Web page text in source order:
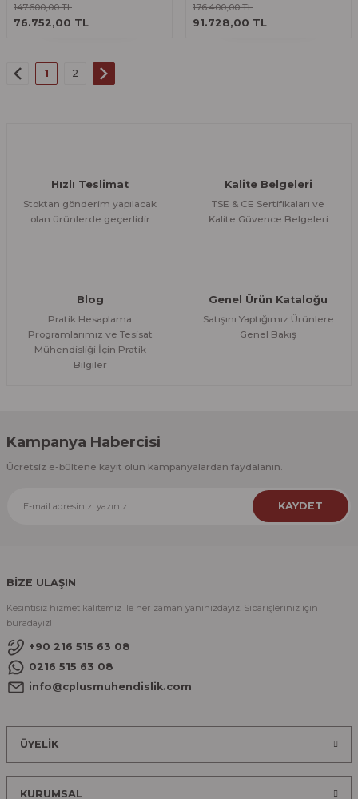
147.600,00 TL
76.752,00 TL
ÜRÜNÜ İNCELE 176.400,00 TL
91.728,00 TL
ÜRÜNÜ İNCELE
1 2
Hızlı Teslimat
Stoktan gönderim yapılacak
olan ürünlerde geçerlidir
Kalite Belgeleri
TSE & CE Sertifikaları ve
Kalite Güvence Belgeleri
Blog
Pratik Hesaplama
Programlarımız ve Tesisat
Mühendisliği İçin Pratik
Bilgiler
Genel Ürün Kataloğu
Satışını Yaptığımız Ürünlere
Genel Bakış
Kampanya Habercisi
Ücretsiz e-bültene kayıt olun kampanyalardan faydalanın.
KAYDET
BİZE ULAŞIN
Kesintisiz hizmet kalitemiz ile her zaman yanınızdayız. Siparişleriniz için
buradayız!
+90 216 515 63 08
0216 515 63 08
info@cplusmuhendislik.com
ÜYELİK
KURUMSAL